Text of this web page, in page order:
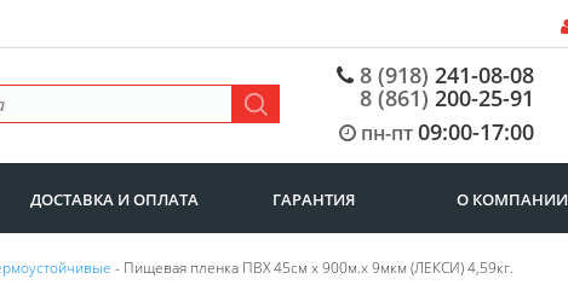
8 (918) 241-08-08
8 (861) 200-25-91
пн-пт09:00-17:00
ДОСТАВКА И ОПЛАТА ГАРАНТИЯ О КОМПАНИИ
- Пищевая пленка ПВХ 45см х 900м.х 9мкм (ЛЕКСИ) 4,59кг.